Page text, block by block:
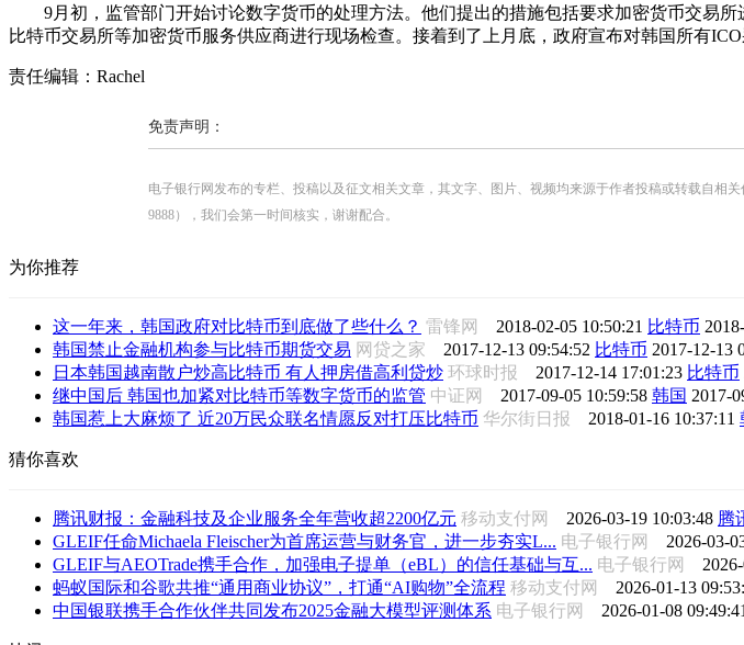
9月初，监管部门开始讨论数字货币的处理方法。他们提出的措施包括要求加密货币交易
比特币交易所等加密货币服务供应商进行现场检查。接着到了上月底，政府宣布对韩国所有ICO
责任编辑：Rachel
免责声明：
电子银行网发布的专栏、投稿以及征文相关文章，其文字、图片、视频均来源于作者投稿或转载自相
9888），我们会第一时间核实，谢谢配合。
为你推荐
这一年来，韩国政府对比特币到底做了些什么？ 雷锋网 2018-02-05 10:50:21 比特币
韩国禁止金融机构参与比特币期货交易 网贷之家 2017-12-13 09:54:52 比特币 2017-12-13
日本韩国越南散户炒高比特币 有人押房借高利贷炒 环球时报 2017-12-14 17:01:23 比特币
继中国后 韩国也加紧对比特币等数字货币的监管 中证网 2017-09-05 10:59:58 韩国 2017-
韩国惹上大麻烦了 近20万民众联名情愿反对打压比特币 华尔街日报 2018-01-16 10:37:11
猜你喜欢
腾讯财报：金融科技及企业服务全年营收超2200亿元 移动支付网 2026-03-19 10:03:48 腾
GLEIF任命Michaela Fleischer为首席运营与财务官，进一步夯实L... 电子银行网 2026-03-
GLEIF与AEOTrade携手合作，加强电子提单（eBL）的信任基础与互... 电子银行网
蚂蚁国际和谷歌共推“通用商业协议”，打通“AI购物”全流程 移动支付网 2026-01-13
中国银联携手合作伙伴共同发布2025金融大模型评测体系 电子银行网 2026-01-08 09:49:41